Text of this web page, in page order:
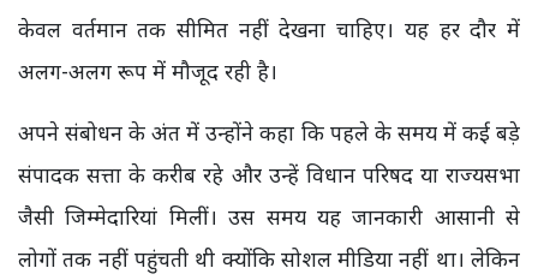
केवल वर्तमान तक सीमित नहीं देखना चाहिए। यह हर दौर में
अलग-अलग रूप में मौजूद रही है।
अपने संबोधन के अंत में उन्होंने कहा कि पहले के समय में कई बड़े
संपादक सत्ता के करीब रहे और उन्हें विधान परिषद या राज्यसभा
जैसी जिम्मेदारियां मिलीं। उस समय यह जानकारी आसानी से
लोगों तक नहीं पहुंचती थी क्योंकि सोशल मीडिया नहीं था। लेकिन